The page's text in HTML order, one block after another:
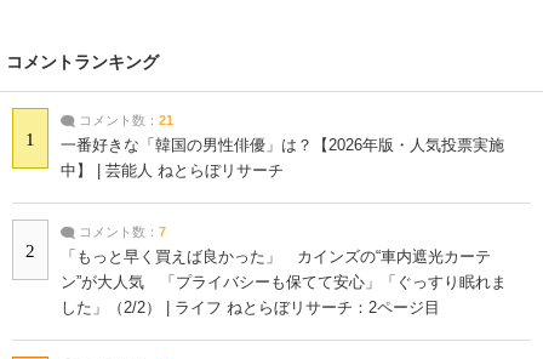
コメントランキング
1
コメント数： 21
一番好きな「韓国の男性俳優」は？【2026年版・人気投票実施
中】 | 芸能人 ねとらぼリサーチ
2
コメント数： 7
「もっと早く買えば良かった」 カインズの“車内遮光カーテ
ン”が大人気 「プライバシーも保てて安心」「ぐっすり眠れま
した」（2/2） | ライフ ねとらぼリサーチ：2ページ目